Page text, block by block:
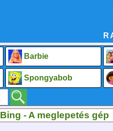
Barbie
Spongyabob
Bing - A meglepetés gép